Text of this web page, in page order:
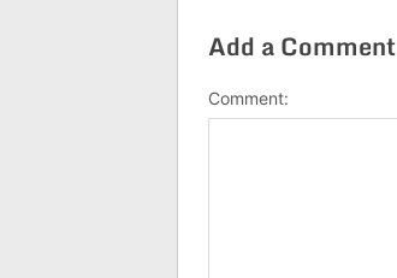
Add a Comment
Comment: